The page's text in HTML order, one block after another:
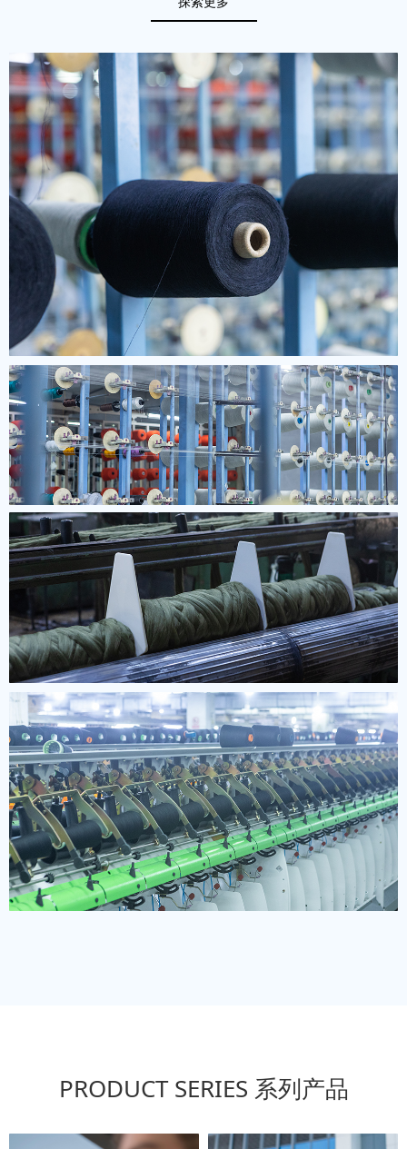
PRODUCT SERIES 系列产品